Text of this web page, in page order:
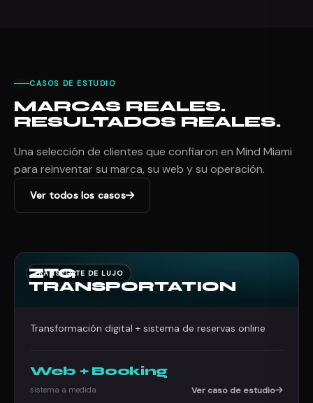
CASOS DE ESTUDIO
MARCAS REALES.
RESULTADOS REALES.
Una selección de clientes que confiaron en Mind Miami
para reinventar su marca, su web y su operación.
Ver todos los casos
TRANSPORTE DE LUJO
ZTG
TRANSPORTATION
Transformación digital + sistema de reservas online
Web + Booking
sistema a medida Ver caso de estudio